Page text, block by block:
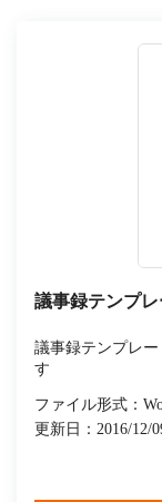
議事録テンプ
議事録テンプレ
す
ファイル形式：
更新日：2016/12/